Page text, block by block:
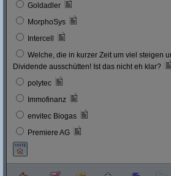
Goldadler
MorphoSys
Intercell
Welche, die in kurzer Zeit um viel steigen
Dividende ausschütten! Ist das nicht eh klar?
polytec
Immofinanz
envitec Biogas
Premiere AG